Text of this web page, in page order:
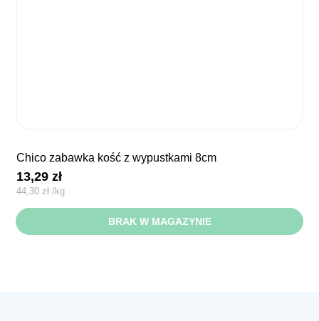
chico zabawka kość z wypustkami 8cm
13,29zł
44,30zł /kg
BRAK W MAGAZYNIE